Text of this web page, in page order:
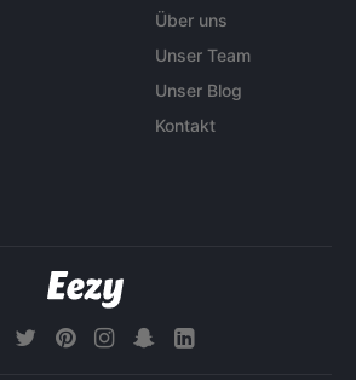
Über uns
Unser Team
Unser Blog
Kontakt